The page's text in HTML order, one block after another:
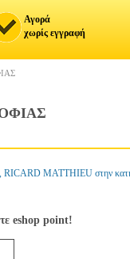
Αγορά
χωρίς εγγραφή
MATTHIEU στην
eshop point!